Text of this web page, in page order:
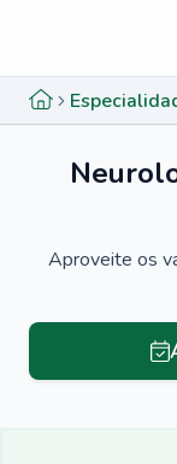
Aproveite os